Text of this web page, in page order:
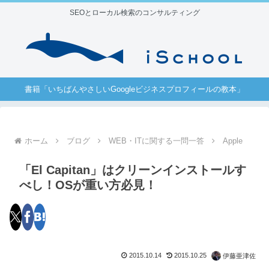
SEOとローカル検索のコンサルティング
書籍「いちばんやさしいGoogleビジネスプロフィールの教本」
ホーム ブログ WEB・ITに関する一問一答 Apple
「El Capitan‎」はクリーンインストールす
べし！OSが重い方必見！
2015.10.14 2015.10.25 伊藤亜津佐